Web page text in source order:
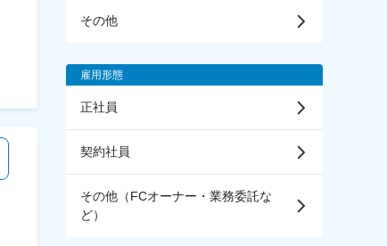
その他
雇用形態
正社員
契約社員
その他（FCオーナー・業務委託な
ど）